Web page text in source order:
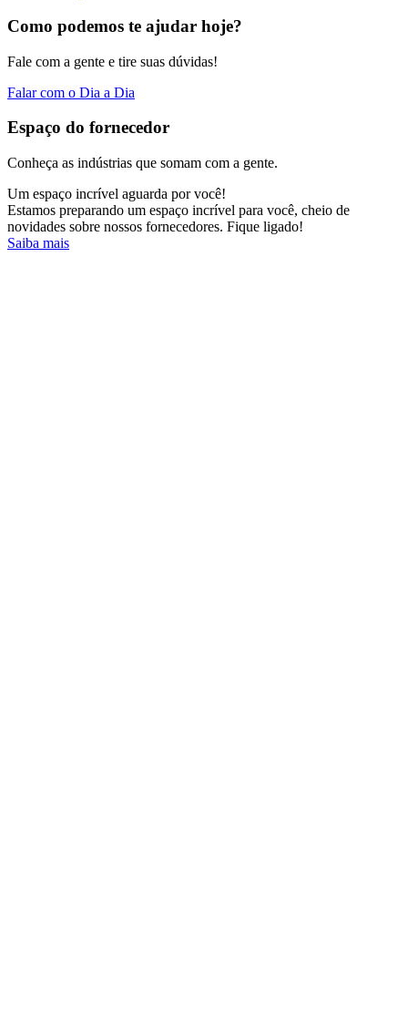
Como podemos te ajudar hoje?
Fale com a gente e tire suas dúvidas!
Falar com o Dia a Dia
Espaço do fornecedor
Conheça as indústrias que somam com a gente.
Um espaço incrível aguarda por você!
Estamos preparando um espaço incrível para você, cheio de
novidades sobre nossos fornecedores. Fique ligado!
Saiba mais